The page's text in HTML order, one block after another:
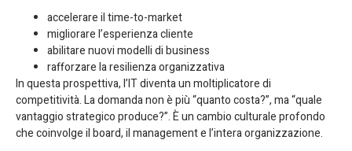
accelerare il time-to-market
migliorare l’esperienza cliente
abilitare nuovi modelli di business
rafforzare la resilienza organizzativa
In questa prospettiva, l’IT diventa un moltiplicatore di
competitività. La domanda non è più “quanto costa?”, ma “quale
vantaggio strategico produce?”. È un cambio culturale profondo
che coinvolge il board, il management e l’intera organizzazione.